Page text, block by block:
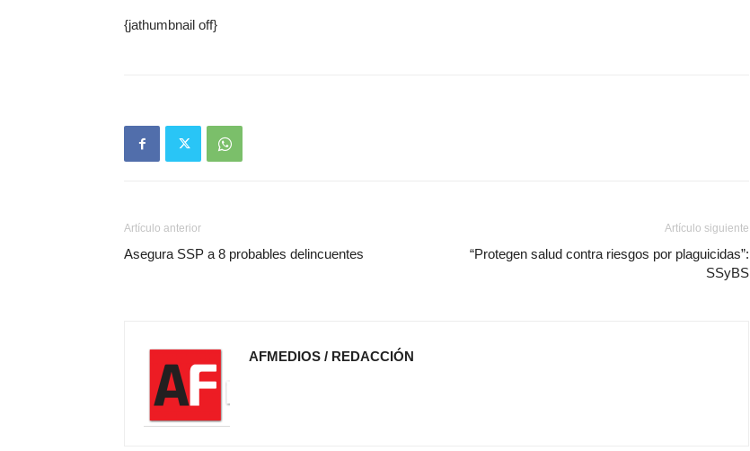
{jathumbnail off}
Artículo anterior
Asegura SSP a 8 probables delincuentes
Artículo siguiente
“Protegen salud contra riesgos por plaguicidas”:
SSyBS
AFMEDIOS / REDACCIÓN